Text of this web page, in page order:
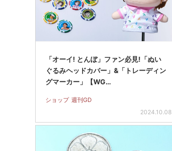
「オーイ! とんぼ」ファン必見!「ぬい
ぐるみヘッドカバー」&「トレーディン
グマーカー」【WG…
ショップ 週刊GD
2024.10.08